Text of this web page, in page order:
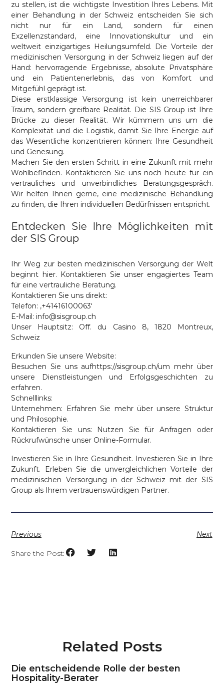
zu stellen, ist die wichtigste Investition Ihres Lebens. Mit
einer Behandlung in der Schweiz entscheiden Sie sich
nicht nur für ein Land, sondern für einen
Exzellenzstandard, eine Innovationskultur und ein
weltweit einzigartiges Heilungsumfeld. Die Vorteile der
medizinischen Versorgung in der Schweiz liegen auf der
Hand: hervorragende Ergebnisse, absolute Privatsphäre
und ein Patientenerlebnis, das von Komfort und
Mitgefühl geprägt ist.
Diese erstklassige Versorgung ist kein unerreichbarer
Traum, sondern greifbare Realität. Die SIS Group ist Ihre
Brücke zu dieser Realität. Wir kümmern uns um die
Komplexität und die Logistik, damit Sie Ihre Energie auf
das Wesentliche konzentrieren können: Ihre Gesundheit
und Genesung.
Machen Sie den ersten Schritt in eine Zukunft mit mehr
Wohlbefinden. Kontaktieren Sie uns noch heute für ein
vertrauliches und unverbindliches Beratungsgespräch.
Wir helfen Ihnen gerne, eine medizinische Behandlung
zu finden, die Ihren individuellen Bedürfnissen entspricht.
Entdecken Sie Ihre Möglichkeiten mit
der SIS Group
Ihr Weg zur besten medizinischen Versorgung der Welt
beginnt hier. Kontaktieren Sie unser engagiertes Team
für eine vertrauliche Beratung.
Kontaktieren Sie uns direkt:
Telefon: ‚+41416100063‘
E-Mail: info@sisgroup.ch
Unser Hauptsitz: Off. du Casino 8, 1820 Montreux,
Schweiz
Erkunden Sie unsere Website:
Besuchen Sie uns aufhttps://sisgroup.ch/um mehr über
unsere Dienstleistungen und Erfolgsgeschichten zu
erfahren.
Schnelllinks:
Unternehmen: Erfahren Sie mehr über unsere Struktur
und Philosophie.
Kontaktieren Sie uns: Nutzen Sie für Anfragen oder
Rückrufwünsche unser Online-Formular.
Investieren Sie in Ihre Gesundheit. Investieren Sie in Ihre
Zukunft. Erleben Sie die unvergleichlichen Vorteile der
medizinischen Versorgung in der Schweiz mit der SIS
Group als Ihrem vertrauenswürdigen Partner.
Previous Next
Share the Post:
Related Posts
Die entscheidende Rolle der besten
Hospitality-Berater